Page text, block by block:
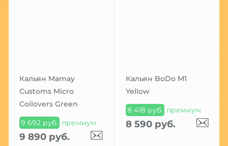
Кальян Mamay
Customs Micro
Coilovers Green
9 692 руб. премиум
9 890 руб.
Кальян BoDo M1
Yellow
8 418 руб. премиум
8 590 руб.